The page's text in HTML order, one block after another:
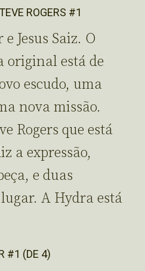
ROGERS #1
Jesus Saiz. O
original está de
escudo, uma
nova missão.
Rogers que está
a expressão,
e duas
A Hydra está
#1 (DE 4)